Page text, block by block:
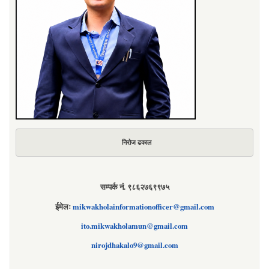
निरोज ढकाल
सम्पर्क नं. ९८६२७६९९७५
ईमेलःmikwakholainformationofficer@gmail.com
ito.mikwakholamun@gmail.com
nirojdhakalo9@gmail.com